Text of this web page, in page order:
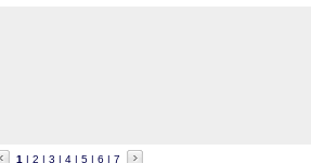
1 2 3 4 5 6 7